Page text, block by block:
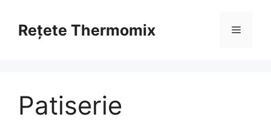
contentRețete Thermomix Menu
Patiserie